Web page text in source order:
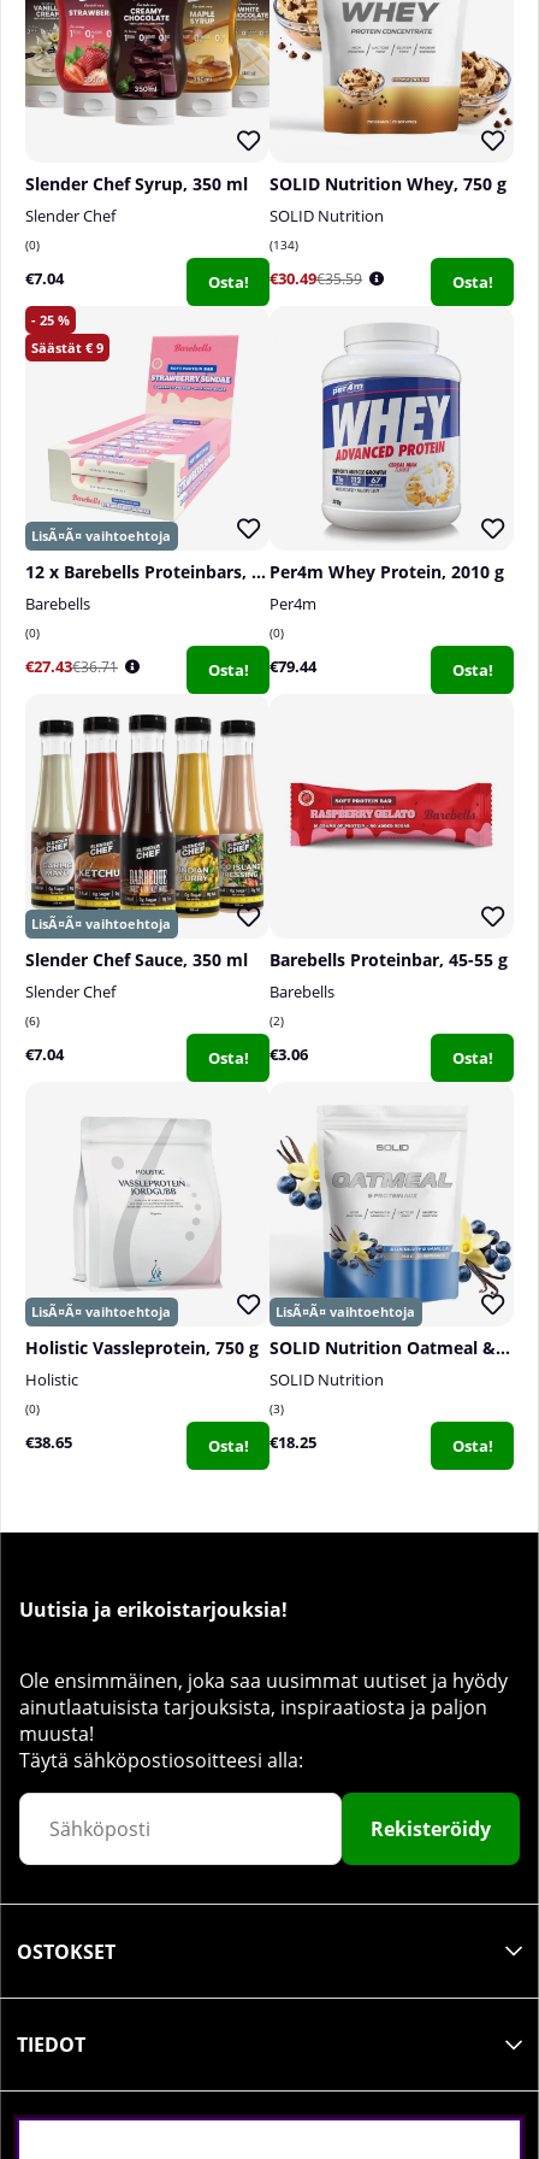
Slender Chef Syrup, 350 ml
Slender Chef
0
€7.04 Osta!
SOLID Nutrition Whey, 750 g
SOLID Nutrition
134
€30.49€35.59 Osta!
25
9
12 x Barebells Proteinbars, 55 g
Barebells
0
€27.43€36.71 Osta!
Per4m Whey Protein, 2010 g
Per4m
0
€79.44 Osta!
Slender Chef Sauce, 350 ml
Slender Chef
6
€7.04 Osta!
Barebells Proteinbar, 45-55 g
Barebells
2
€3.06 Osta!
Holistic Vassleprotein, 750 g
Holistic
0
€38.65 Osta!
SOLID Nutrition Oatmeal & Protein Mix, 750 g
SOLID Nutrition
3
€18.25 Osta!
Uutisia ja erikoistarjouksia!
Ole ensimmäinen, joka saa uusimmat uutiset ja hyödy
ainutlaatuisista tarjouksista, inspiraatiosta ja paljon
muusta!
Täytä sähköpostiosoitteesi alla:
Rekisteröidy
OSTOKSET
TIEDOT